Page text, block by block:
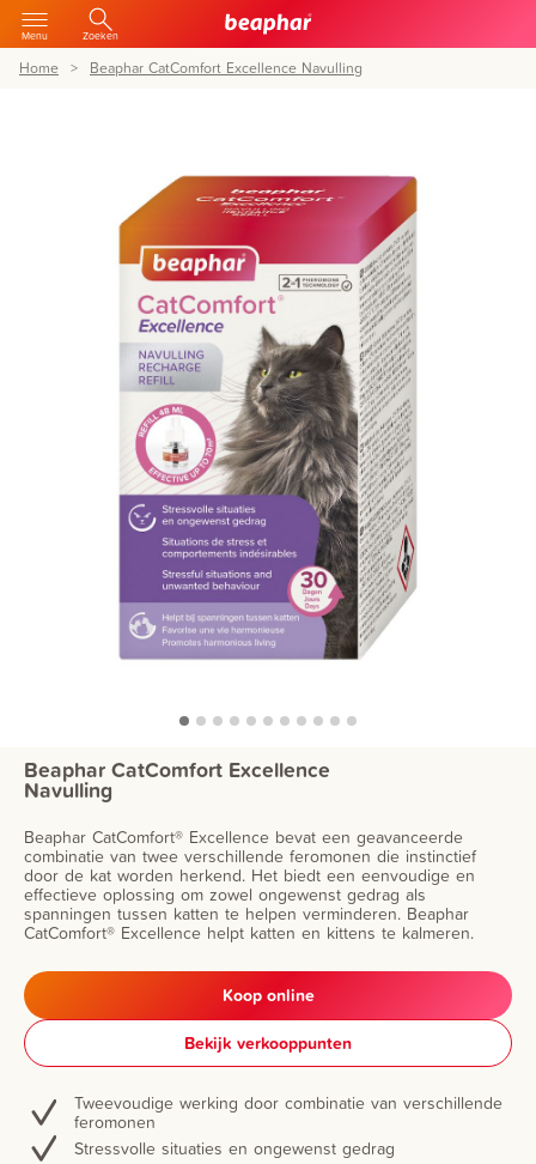
Menu Zoeken
Home Beaphar CatComfort Excellence Navulling
Beaphar CatComfort Excellence
Navulling
Beaphar CatComfort® Excellence bevat een geavanceerde
combinatie van twee verschillende feromonen die instinctief
door de kat worden herkend. Het biedt een eenvoudige en
effectieve oplossing om zowel ongewenst gedrag als
spanningen tussen katten te helpen verminderen. Beaphar
CatComfort® Excellence helpt katten en kittens te kalmeren.
Koop online
Bekijk verkooppunten
Tweevoudige werking door combinatie van verschillende
feromonen
Stressvolle situaties en ongewenst gedrag